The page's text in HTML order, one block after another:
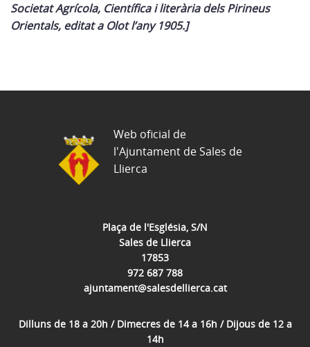
Societat Agrícola, Científica i literària dels Pirineus
Orientals, editat a Olot l’any 1905.]
Plaça de l'Església, S/N
Sales de Llierca
17853
972 687 788
ajuntament@salesdellierca.cat
Dilluns de 18 a 20h / Dimecres de 14 a 16h / Dijous de 12 a
14h
Web oficial de
l'Ajuntament de Sales de
Llierca